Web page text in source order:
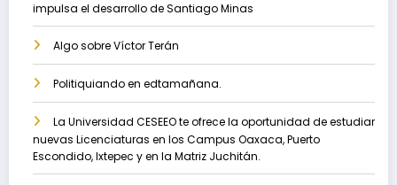
impulsa el desarrollo de Santiago Minas
Algo sobre Víctor Terán
Politiquiando en edtamañana.
La Universidad CESEEO te ofrece la oportunidad de estudiar
nuevas Licenciaturas en los Campus Oaxaca, Puerto
Escondido, Ixtepec y en la Matriz Juchitán.